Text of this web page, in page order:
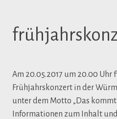
Am 20.05.2017 um 20.00
Frühjahrskonzert in der
unter dem Motto „Das
Informationen zum Inhalt